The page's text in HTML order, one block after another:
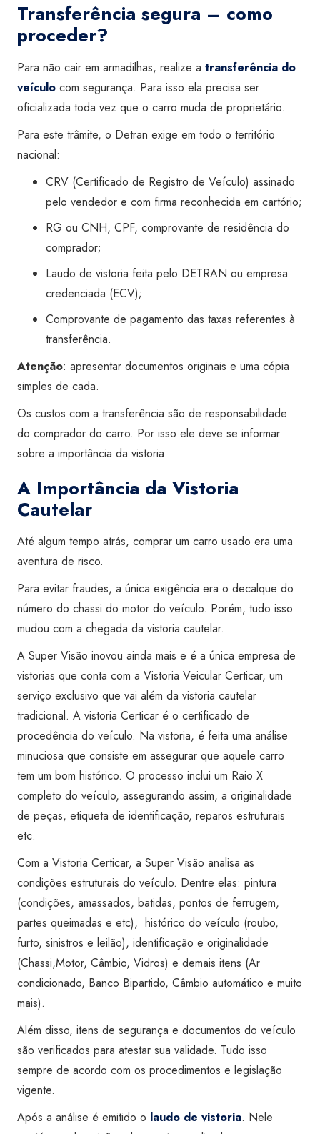
Transferência segura – como
proceder?
Para não cair em armadilhas, realize a transferência do
veículo com segurança. Para isso ela precisa ser
oficializada toda vez que o carro muda de proprietário.
Para este trâmite, o Detran exige em todo o território
nacional:
CRV (Certificado de Registro de Veículo) assinado
pelo vendedor e com firma reconhecida em cartório;
RG ou CNH, CPF, comprovante de residência do
comprador;
Laudo de vistoria feita pelo DETRAN ou empresa
credenciada (ECV);
Comprovante de pagamento das taxas referentes à
transferência.
Atenção: apresentar documentos originais e uma cópia
simples de cada.
Os custos com a transferência são de responsabilidade
do comprador do carro. Por isso ele deve se informar
sobre a importância da vistoria.
A Importância da Vistoria
Cautelar
Até algum tempo atrás, comprar um carro usado era uma
aventura de risco.
Para evitar fraudes, a única exigência era o decalque do
número do chassi do motor do veículo. Porém, tudo isso
mudou com a chegada da vistoria cautelar.
A Super Visão inovou ainda mais e é a única empresa de
vistorias que conta com a Vistoria Veicular Certicar, um
serviço exclusivo que vai além da vistoria cautelar
tradicional. A vistoria Certicar é o certificado de
procedência do veículo. Na vistoria, é feita uma análise
minuciosa que consiste em assegurar que aquele carro
tem um bom histórico. O processo inclui um Raio X
completo do veículo, assegurando assim, a originalidade
de peças, etiqueta de identificação, reparos estruturais
etc.
Com a Vistoria Certicar, a Super Visão analisa as
condições estruturais do veículo. Dentre elas: pintura
(condições, amassados, batidas, pontos de ferrugem,
partes queimadas e etc), histórico do veículo (roubo,
furto, sinistros e leilão), identificação e originalidade
(Chassi,Motor, Câmbio, Vidros) e demais itens (Ar
condicionado, Banco Bipartido, Câmbio automático e muito
mais).
Além disso, itens de segurança e documentos do veículo
são verificados para atestar sua validade. Tudo isso
sempre de acordo com os procedimentos e legislação
vigente.
Após a análise é emitido o laudo de vistoria. Nele